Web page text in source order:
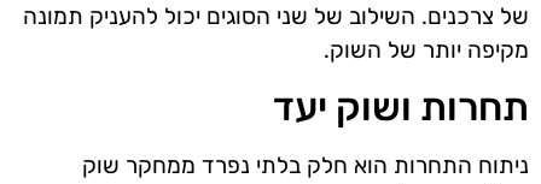
של צרכנים. השילוב של שני הסוגים יכול להעניק תמונה
מקיפה יותר של השוק.
תחרות ושוק יעד
ניתוח התחרות הוא חלק בלתי נפרד ממחקר שוק